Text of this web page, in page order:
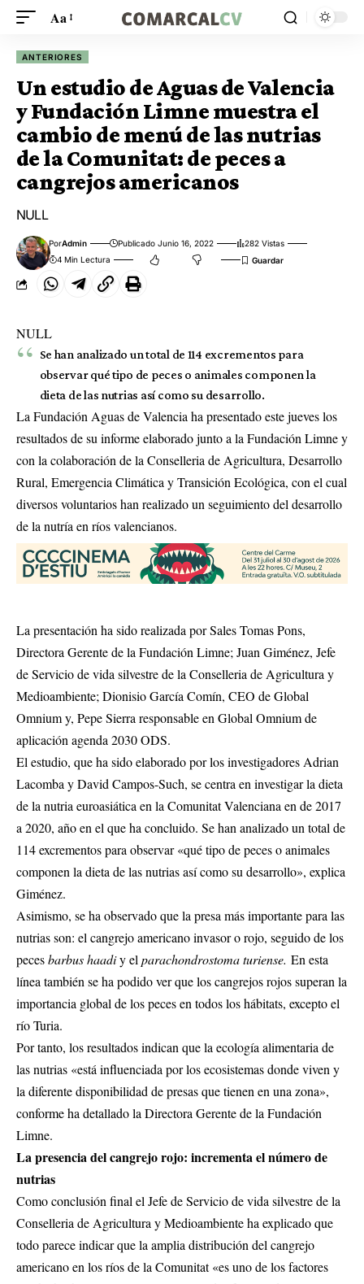
Aa
ANTERIORES
Un estudio de Aguas de Valencia
y Fundación Limne muestra el
cambio de menú de las nutrias
de la Comunitat: de peces a
cangrejos americanos
NULL
PorAdmin Publicado Junio 16, 2022
282 Vistas
4 Min Lectura
NULL
Se han analizado un total de 114 excrementos para
observar qué tipo de peces o animales componen la
dieta de las nutrias así como su desarrollo.
La Fundación Aguas de Valencia ha presentado este jueves los
resultados de su informe elaborado junto a la Fundación Limne y
con la colaboración de la Conselleria de Agricultura, Desarrollo
Rural, Emergencia Climática y Transición Ecológica, con el cual
diversos voluntarios han realizado un seguimiento del desarrollo
de la nutría en ríos valencianos.
La presentación ha sido realizada por Sales Tomas Pons,
Directora Gerente de la Fundación Limne; Juan Giménez, Jefe
de Servicio de vida silvestre de la Conselleria de Agricultura y
Medioambiente; Dionisio García Comín, CEO de Global
Omnium y, Pepe Sierra responsable en Global Omnium de
aplicación agenda 2030 ODS.
El estudio, que ha sido elaborado por los investigadores Adrian
Lacomba y David Campos-Such, se centra en investigar la dieta
de la nutria euroasiática en la Comunitat Valenciana en de 2017
a 2020, año en el que ha concluido. Se han analizado un total de
114 excrementos para observar «qué tipo de peces o animales
componen la dieta de las nutrias así como su desarrollo», explica
Giménez.
Asimismo, se ha observado que la presa más importante para las
nutrias son: el cangrejo americano invasor o rojo, seguido de los
pecesbarbus haadiy elparachondrostoma turiense. En esta
línea también se ha podido ver que los cangrejos rojos superan la
importancia global de los peces en todos los hábitats, excepto el
río Turia.
Por tanto, los resultados indican que la ecología alimentaria de
las nutrias «está influenciada por los ecosistemas donde viven y
la diferente disponibilidad de presas que tienen en una zona»,
conforme ha detallado la Directora Gerente de la Fundación
Limne.
La presencia del cangrejo rojo: incrementa el número de
nutrias
Como conclusión final el Jefe de Servicio de vida silvestre de la
Conselleria de Agricultura y Medioambiente ha explicado que
todo parece indicar que la amplia distribución del cangrejo
americano en los ríos de la Comunitat «es uno de los factores